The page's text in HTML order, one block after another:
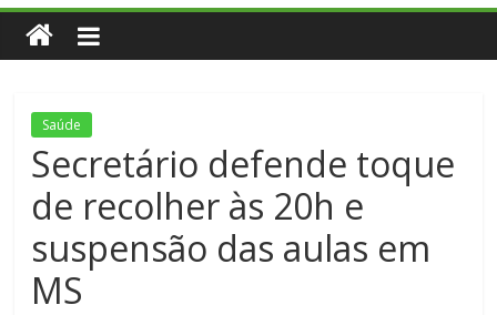
Saúde
Secretário defende toque
de recolher às 20h e
suspensão das aulas em
MS